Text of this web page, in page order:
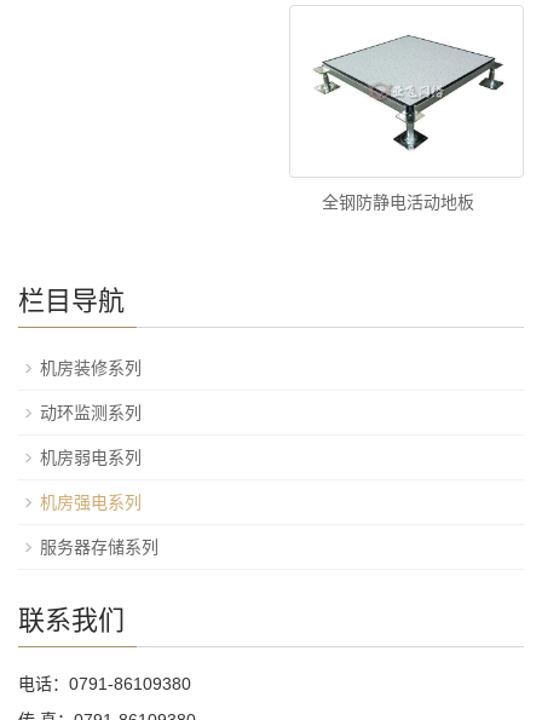
全钢防静电活动地板
栏目导航
机房装修系列
动环监测系列
机房弱电系列
机房强电系列
服务器存储系列
联系我们
电话：0791-86109380